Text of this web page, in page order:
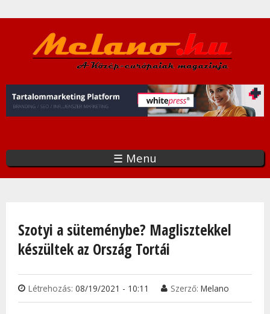
a
tartalomra
☰ Menu
Szotyi a süteménybe? Maglisztekkel
készültek az Ország Tortái
Létrehozás: 08/19/2021 - 10:11 Szerző: Melano